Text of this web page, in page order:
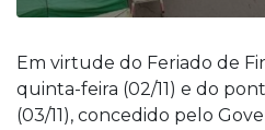
Em virtude do Feriado de
quinta-feira (02/11) e do
(03/11), concedido pelo